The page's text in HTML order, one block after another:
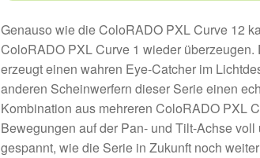
Genauso wie die ColoRADO PXL Curve 12
ColoRADO PXL Curve 1 wieder überzeugen.
erzeugt einen wahren Eye-Catcher im
anderen Scheinwerfern dieser Serie einen
Kombination aus mehreren ColoRADO PXL
Bewegungen auf der Pan- und Tilt-Achse
gespannt, wie die Serie in Zukunft noch